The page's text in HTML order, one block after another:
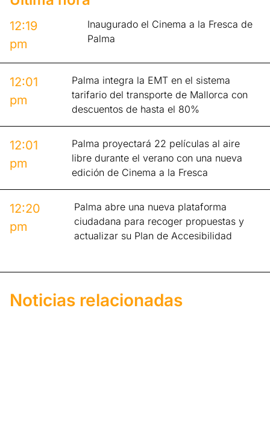
12:19
pm
Inaugurado el Cinema a la Fresca de
Palma
12:01
pm
Palma integra la EMT en el sistema
tarifario del transporte de Mallorca con
descuentos de hasta el 80%
12:01
pm
Palma proyectará 22 películas al aire
libre durante el verano con una nueva
edición de Cinema a la Fresca
12:20
pm
Palma abre una nueva plataforma
ciudadana para recoger propuestas y
actualizar su Plan de Accesibilidad
Noticias relacionadas